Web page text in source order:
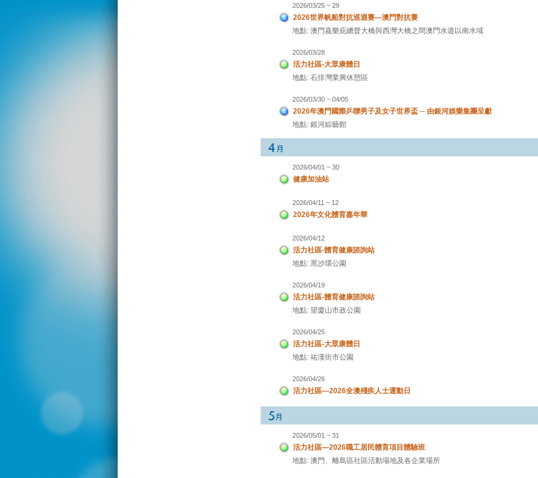
2026/03/25 ~ 29
2026世界帆船對抗巡迴賽—澳門對抗賽
地點: 澳門嘉樂庇總督大橋與西灣大橋之間澳門水道以南水域
2026/03/28
活力社區-大眾康體日
地點: 石排灣業興休憩區
2026/03/30 ~ 04/05
2026年澳門國際乒聯男子及女子世界盃 ─ 由銀河娛樂集團呈獻
地點: 銀河綜藝館
2026/04/01 ~ 30
健康加油站
2026/04/11 ~ 12
2026年文化體育嘉年華
2026/04/12
活力社區-體育健康諮詢站
地點: 黑沙環公園
2026/04/19
活力社區-體育健康諮詢站
地點: 望廈山市政公園
2026/04/25
活力社區-大眾康體日
地點: 祐漢街市公園
2026/04/26
活力社區—2026全澳殘疾人士運動日
2026/05/01 ~ 31
活力社區—2026職工居民體育項目體驗班
地點: 澳門、離島區社區活動場地及各企業場所